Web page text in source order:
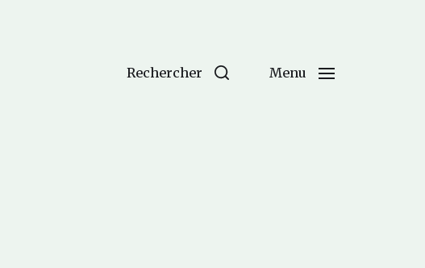
Rechercher Menu